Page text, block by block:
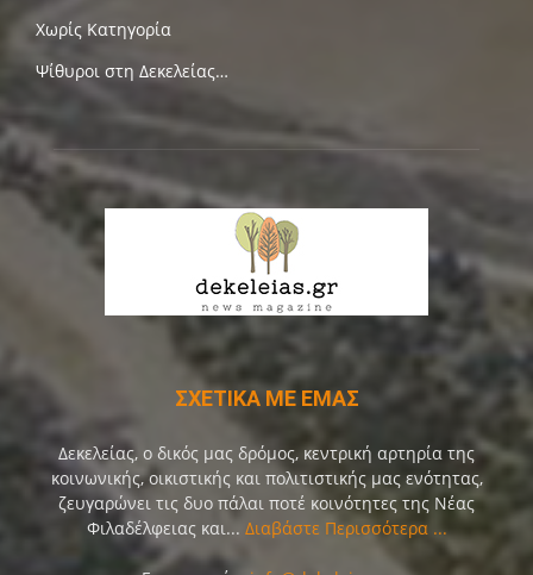
Χωρίς Κατηγορία
Ψίθυροι στη Δεκελείας…
ΣΧΕΤΙΚΑ ΜΕ ΕΜΑΣ
Δεκελείας, ο δικός μας δρόμος, κεντρική αρτηρία της
κοινωνικής, οικιστικής και πολιτιστικής μας ενότητας,
ζευγαρώνει τις δυο πάλαι ποτέ κοινότητες της Νέας
Φιλαδέλφειας και... Διαβάστε Περισσότερα ...